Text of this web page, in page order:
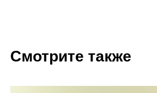
Смотрите также